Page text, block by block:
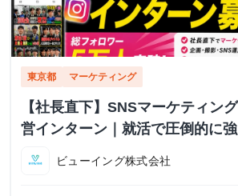
東京都 マーケティング
【社長直下】SNSマーケティン
営インターン｜就活で圧倒的に
ビューイング株式会社